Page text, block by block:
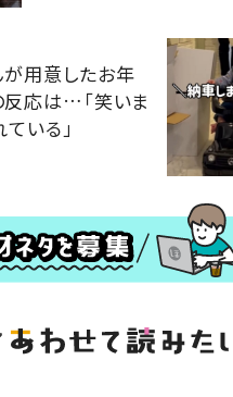
が用意したお年
応は…「笑いま
ている」